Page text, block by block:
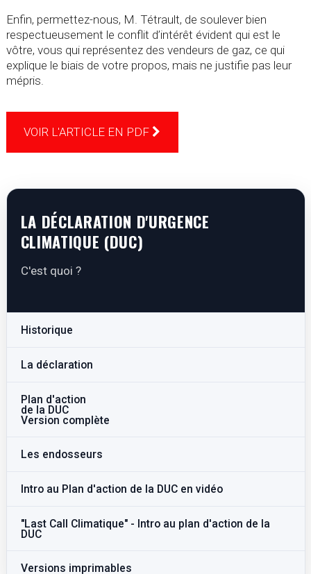
Enfin, permettez-nous, M. Tétrault, de soulever bien
respectueusement le conflit d’intérêt évident qui est le
vôtre, vous qui représentez des vendeurs de gaz, ce qui
explique le biais de votre propos, mais ne justifie pas leur
mépris.
VOIR L'ARTICLE EN PDF
LA DÉCLARATION D'URGENCE
CLIMATIQUE (DUC)
C'est quoi ?
Historique
La déclaration
Plan d'action
de la DUC
Version complète
Les endosseurs
Intro au Plan d'action de la DUC en vidéo
"Last Call Climatique" - Intro au plan d'action de la
DUC
Versions imprimables